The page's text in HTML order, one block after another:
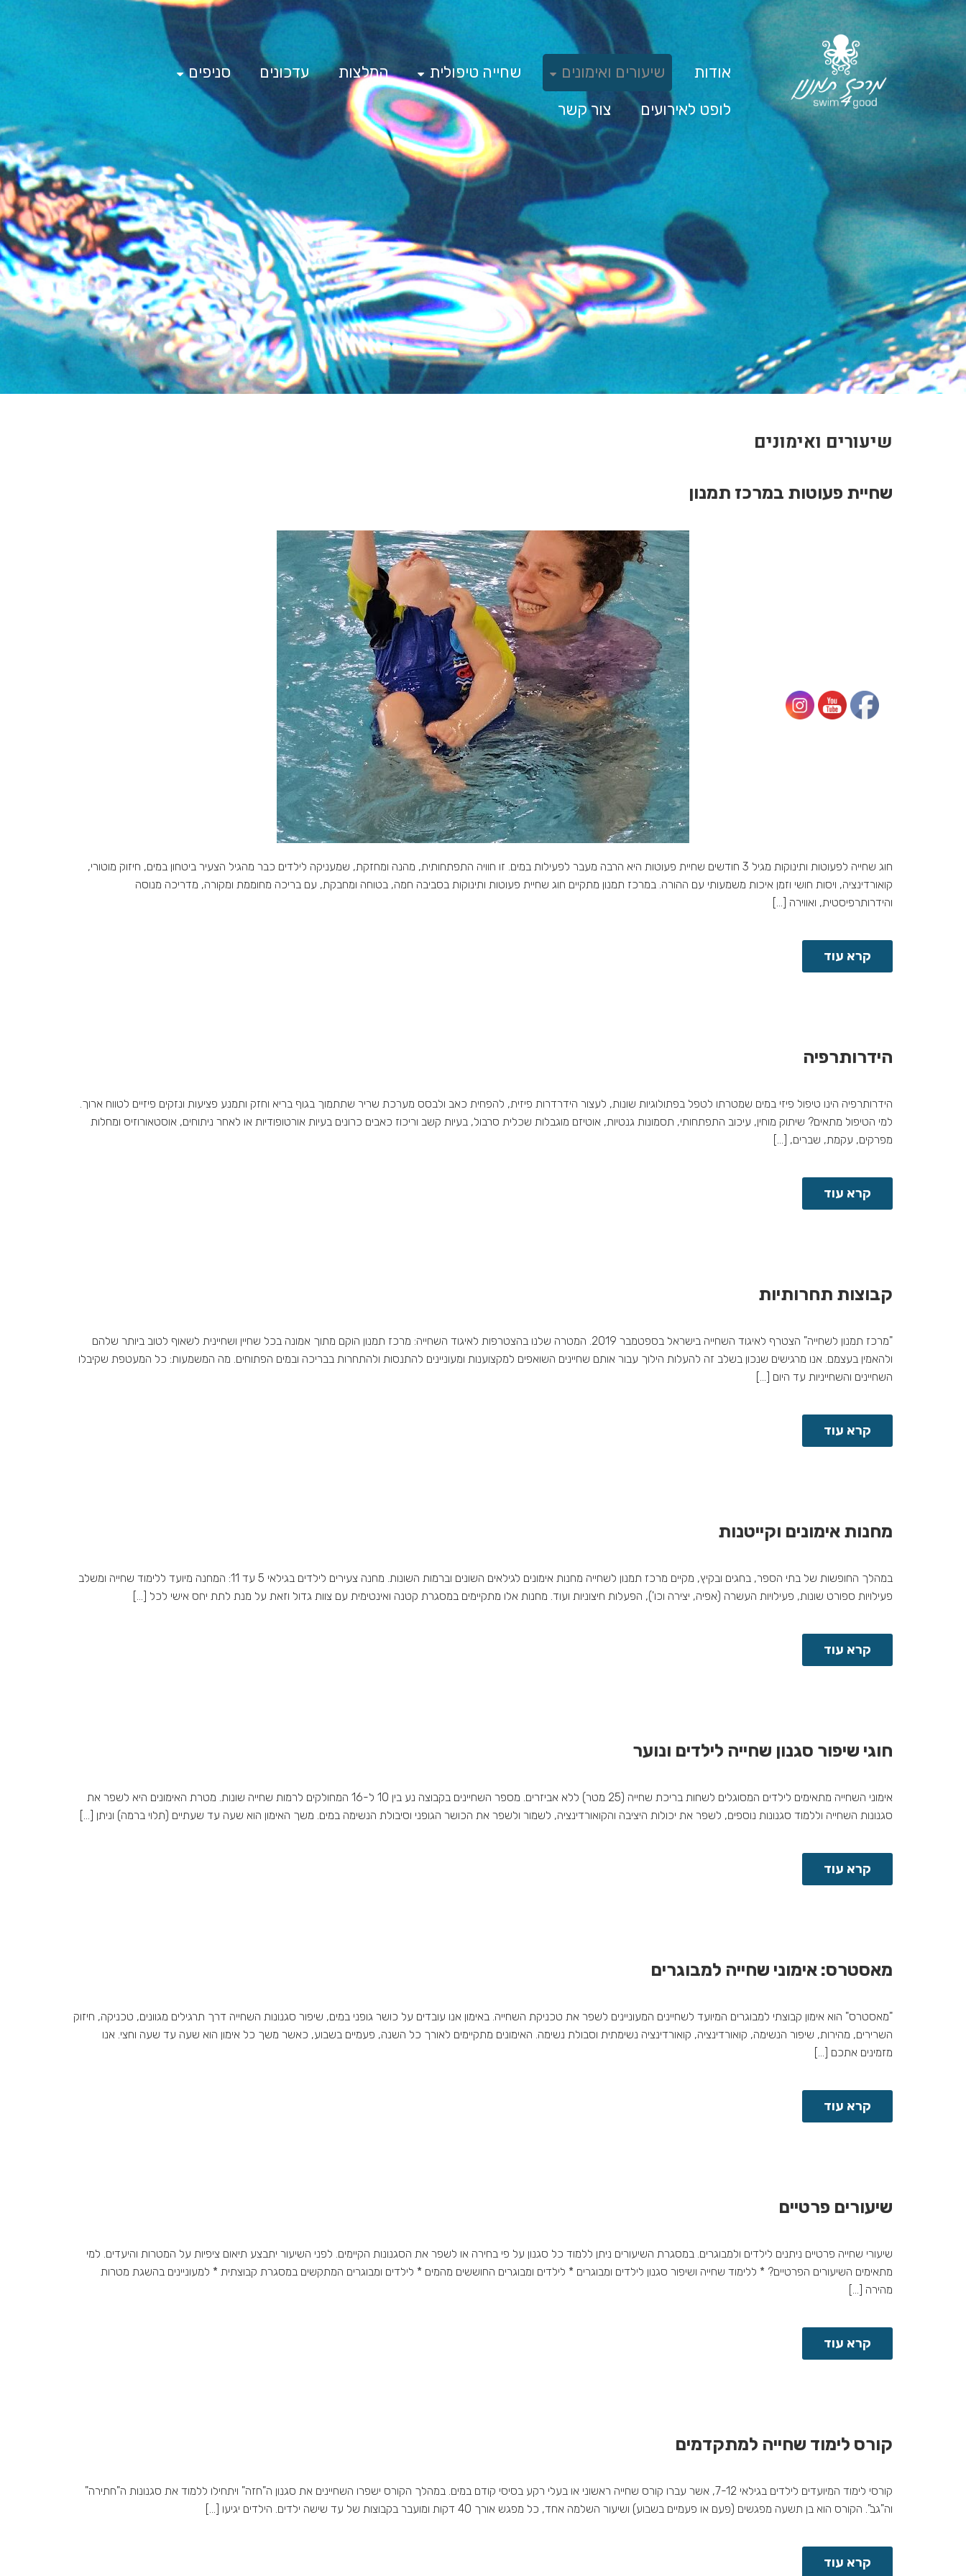
אודות שיעורים ואימונים שחייה טיפולית המלצות עדכונים
סניפים
לופט לאירועים
צור קשר
שיעורים ואימונים
שיעורים ואימונים
שחיית פעוטות במרכז תמנון
חוג שחייה לפעוטות ותינוקות מגיל 3 חודשים שחיית פעוטות היא הרבה מעבר לפעילות במים. זו חוויה התפתחותית, מהנה ומחזקת, שמעניקה לילדים כבר מהגיל הצעיר ביטחון במים, חיזוק מוטורי,
קואורדינציה, ויסות חושי וזמן איכות משמעותי עם ההורה. במרכז תמנון מתקיים חוג שחיית פעוטות ותינוקות בסביבה חמה, בטוחה ומחבקת, עם בריכה מחוממת ומקורה, מדריכה מנוסה
והידרותרפיסטית, ואווירה […]
קרא עוד
הידרותרפיה
הידרותרפיה הינו טיפול פיזי במים שמטרתו לטפל בפתולוגיות שונות, לעצור הידרדרות פיזית, להפחית כאב ולבסס מערכת שריר שתתמוך בגוף בריא וחזק ותמנע פציעות ונזקים פיזיים לטווח ארוך.
למי הטיפול מתאים? שיתוק מוחין, עיכוב התפתחותי, תסמונות גנטיות, אוטיזם מוגבלות שכלית סרבול, בעיות קשב וריכוז כאבים כרונים בעיות אורטופודיות או לאחר ניתוחים, אוסטאורוזיס ומחלות
מפרקים, עקמת, שברים, […]
קרא עוד
קבוצות תחרותיות
"מרכז תמנון לשחייה" הצטרף לאיגוד השחייה בישראל בספטמבר 2019. המטרה שלנו בהצטרפות לאיגוד השחייה: מרכז תמנון הוקם מתוך אמונה בכל שחיין ושחיינית לשאוף לטוב ביותר שלהם
ולהאמין בעצמם. אנו מרגישים שנכון בשלב זה להעלות הילוך עבור אותם שחיינים השואפים למקצוענות ומעוניינים להתנסות ולהתחרות בבריכה ובמים הפתוחים. מה המשמעות: כל המעטפת שקיבלו
השחיינים והשחייניות עד היום […]
קרא עוד
מחנות אימונים וקייטנות
במהלך החופשות של בתי הספר, בחגים ובקיץ, מקיים מרכז תמנון לשחייה מחנות אימונים לגילאים השונים וברמות השונות. מחנה צעירים לילדים בגילאי 5 עד 11: המחנה מיועד ללימוד שחייה ומשלב
פעילויות ספורט שונות, פעילויות העשרה (אפיה, יצירה וכו'), הפעלות חיצוניות ועוד. מחנות אלו מתקיימים במסגרת קטנה ואינטימית עם צוות גדול וזאת על מנת לתת יחס אישי לכל […]
קרא עוד
חוגי שיפור סגנון שחייה לילדים ונוער
אימוני השחייה מתאימים לילדים המסוגלים לשחות בריכת שחייה (25 מטר) ללא אביזרים. מספר השחיינים בקבוצה נע בין 10 ל-16 המחולקים לרמות שחייה שונות. מטרת האימונים היא לשפר את
סגנונות השחייה וללמוד סגנונות נוספים, לשפר את יכולות היציבה והקואורדינציה, לשמור ולשפר את הכושר הגופני וסיבולת הנשימה במים. משך האימון הוא שעה עד שעתיים (תלוי ברמה) וניתן […]
קרא עוד
מאסטרס: אימוני שחייה למבוגרים
"מאסטרס" הוא אימון קבוצתי למבוגרים המיועד לשחיינים המעוניינים לשפר את טכניקת השחייה. באימון אנו עובדים על כושר גופני במים, שיפור סגנונות השחייה דרך תרגילים מגוונים, טכניקה, חיזוק
השרירים, מהירות, שיפור הנשימה, קואורדינציה, קואורדינציה נשימתית וסבולת נשימה. האימונים מתקיימים לאורך כל השנה, פעמיים בשבוע, כאשר משך כל אימון הוא שעה עד שעה וחצי. אנו
מזמינים אתכם […]
קרא עוד
שיעורים פרטיים
שיעורי שחייה פרטיים ניתנים לילדים ולמבוגרים. במסגרת השיעורים ניתן ללמוד כל סגנון על פי בחירה או לשפר את הסגנונות הקיימים. לפני השיעור יתבצע תיאום ציפיות על המטרות והיעדים. למי
מתאימים השיעורים הפרטיים? * ללימוד שחייה ושיפור סגנון לילדים ומבוגרים * לילדים ומבוגרים החוששים מהמים * לילדים ומבוגרים המתקשים במסגרת קבוצתית * למעוניינים בהשגת מטרות
מהירה […]
קרא עוד
קורס לימוד שחייה למתקדמים
קורסי לימוד המיועדים לילדים בגילאי 7-12, אשר עברו קורס שחייה ראשוני או בעלי רקע בסיסי קודם במים. במהלך הקורס ישפרו השחיינים את סגנון ה"חזה" ויתחילו ללמוד את סגנונות ה"חתירה"
וה"גב". הקורס הוא בן תשעה מפגשים (פעם או פעמיים בשבוע) ושיעור השלמה אחד, כל מפגש אורך 40 דקות ומועבר בקבוצות של עד שישה ילדים. הילדים יגיעו […]
קרא עוד